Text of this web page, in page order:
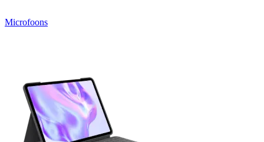
Microfoons